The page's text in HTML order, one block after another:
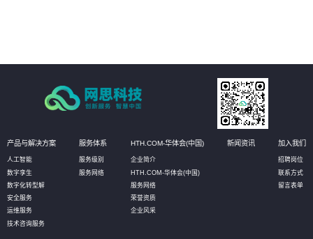
产品与解决方案
人工智能
数字孪生
数字化转型解
安全服务
运维服务
技术咨询服务
服务体系
服务级别
服务网络
HTH.COM-华体会(中国)
企业简介
HTH.COM-华体会(中国)
服务网络
荣誉资质
企业风采
新闻资讯 加入我们
招聘岗位
联系方式
留言表单